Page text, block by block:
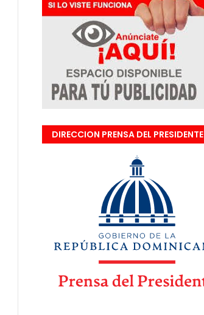
DIRECCION PRENSA DEL PRESIDENTE